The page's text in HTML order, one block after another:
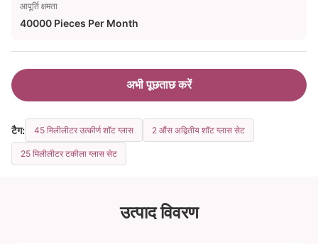
आपूर्ति क्षमता
40000 Pieces Per Month
अभी पूछताछ करें
टैग: 45 मिलीलीटर उत्कीर्ण शॉट ग्लास 2 औंस अद्वितीय शॉट ग्लास सेट
25 मिलीलीटर टकीला ग्लास सेट
उत्पाद विवरण